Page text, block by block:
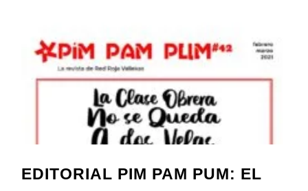
EDITORIAL PIM PAM PUM: EL